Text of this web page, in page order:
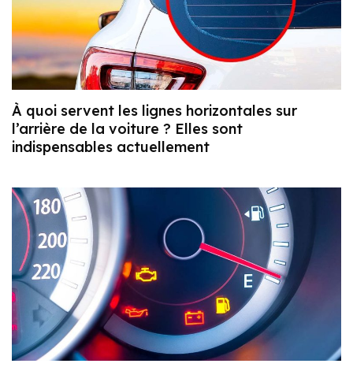
À quoi servent les lignes horizontales sur
l’arrière de la voiture ? Elles sont
indispensables actuellement